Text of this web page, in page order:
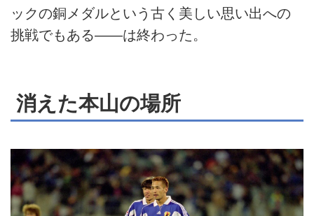
ックの銅メダルという古く美しい思い出への
挑戦でもある――は終わった。
消えた本山の場所